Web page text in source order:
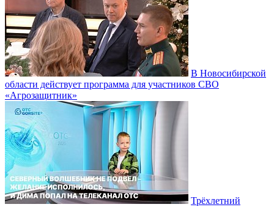
В Новосибирской
области действует программа для участников СВО
«Агрозащитник»
Трёхлетний